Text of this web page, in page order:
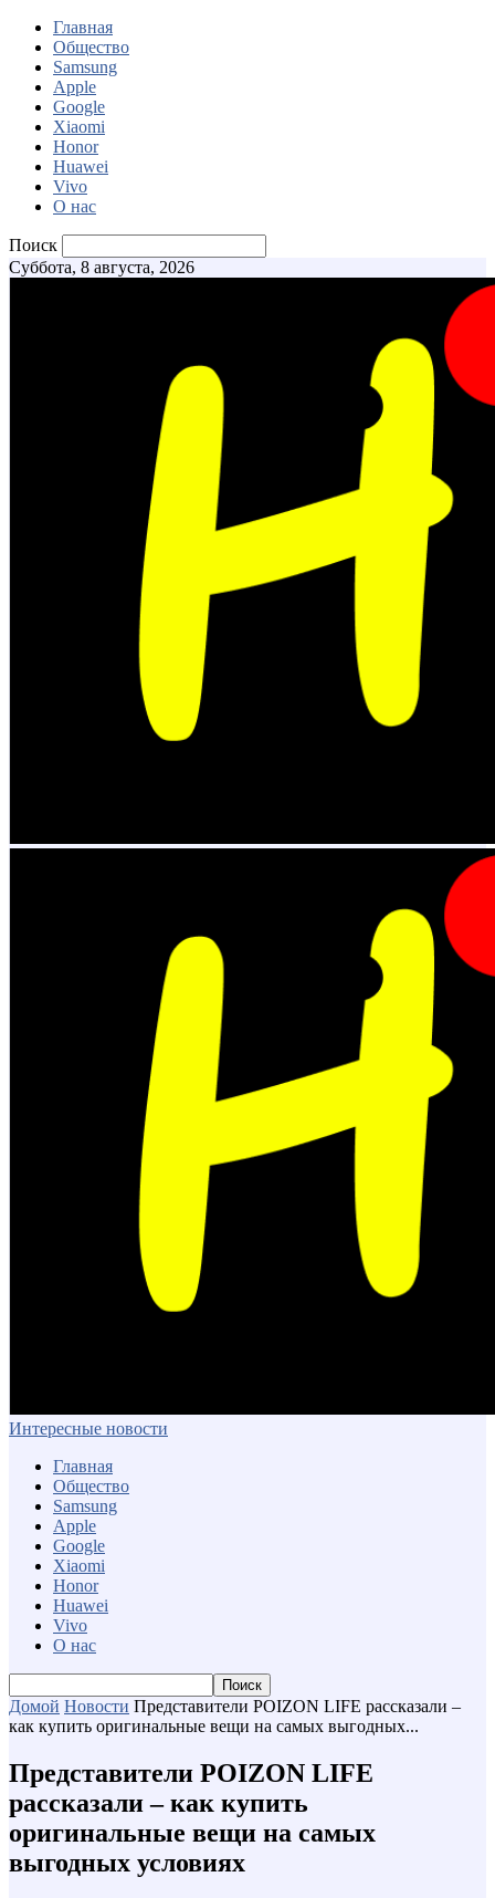
Главная
Общество
Samsung
Apple
Google
Xiaomi
Honor
Huawei
Vivo
О нас
Поиск
Суббота, 8 августа, 2026
Интересные новости
Главная
Общество
Samsung
Apple
Google
Xiaomi
Honor
Huawei
Vivo
О нас
Домой Новости Представители POIZON LIFE рассказали –
как купить оригинальные вещи на самых выгодных...
Представители POIZON LIFE
рассказали – как купить
оригинальные вещи на самых
выгодных условиях